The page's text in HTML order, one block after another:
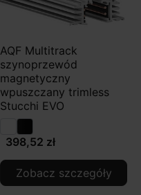
AQF Multitrack
szynoprzewód
magnetyczny
wpuszczany trimless
Stucchi EVO
398,52 zł
Zobacz szczegóły